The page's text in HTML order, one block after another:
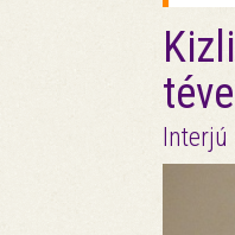
Interjú